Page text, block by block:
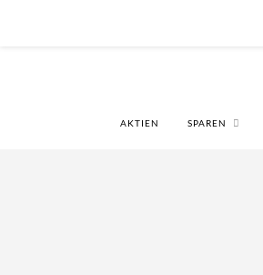
AKTIEN SPAREN